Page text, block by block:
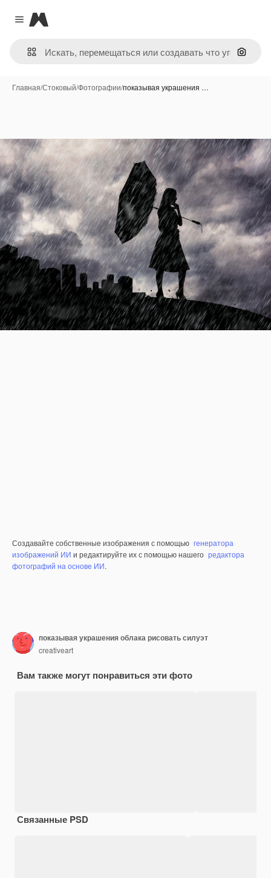
Close menu
Magnific
Поиск
Главная/Стоковый/Фотографии/показывая украшения …
Создавайте собственные изображения с помощью генератора
изображений ИИ и редактируйте их с помощью нашего редактора
фотографий на основе ИИ.
показывая украшения облака рисовать силуэт
creativeart
Вам также могут понравиться эти фото
Связанные PSD